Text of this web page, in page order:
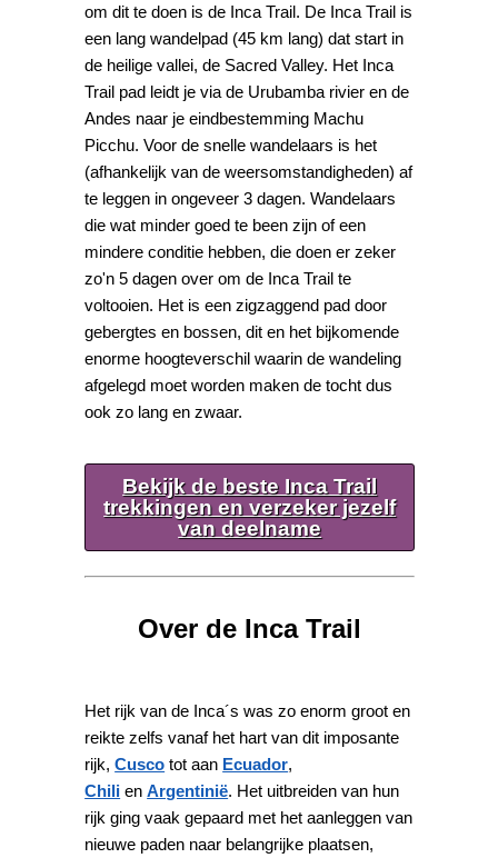
om dit te doen is de Inca Trail. De Inca Trail is
een lang wandelpad (45 km lang) dat start in
de heilige vallei, de Sacred Valley. Het Inca
Trail pad leidt je via de Urubamba rivier en de
Andes naar je eindbestemming Machu
Picchu. Voor de snelle wandelaars is het
(afhankelijk van de weersomstandigheden) af
te leggen in ongeveer 3 dagen. Wandelaars
die wat minder goed te been zijn of een
mindere conditie hebben, die doen er zeker
zo'n 5 dagen over om de Inca Trail te
voltooien. Het is een zigzaggend pad door
gebergtes en bossen, dit en het bijkomende
enorme hoogteverschil waarin de wandeling
afgelegd moet worden maken de tocht dus
ook zo lang en zwaar.
Bekijk de beste Inca Trail
trekkingen en verzeker jezelf
van deelname
Over de Inca Trail
Het rijk van de Inca´s was zo enorm groot en
reikte zelfs vanaf het hart van dit imposante
rijk,Cusco tot aan Ecuador,
Chili enArgentinië. Het uitbreiden van hun
rijk ging vaak gepaard met het aanleggen van
nieuwe paden naar belangrijke plaatsen,